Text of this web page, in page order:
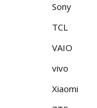
Sony
TCL
VAIO
vivo
Xiaomi